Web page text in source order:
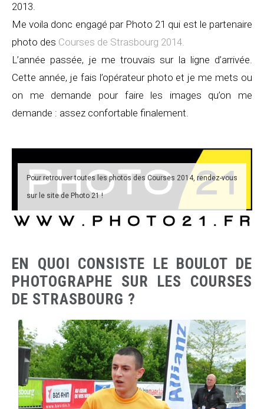
2013.
Me voila donc engagé par Photo 21 qui est le partenaire
photo des Courses de Strasbourg 2014.
L’année passée, je me trouvais sur la ligne d’arrivée.
Cette année, je fais l’opérateur photo et je me mets ou
on me demande pour faire les images qu’on me
demande : assez confortable finalement.
Pour retrouver toutes les photos des Courses 2014, rendez-vous
sur le site de Photo 21 !
EN QUOI CONSISTE LE BOULOT DE
PHOTOGRAPHE SUR LES COURSES
DE STRASBOURG ?